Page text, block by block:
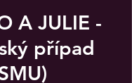
A JULIE -
případ